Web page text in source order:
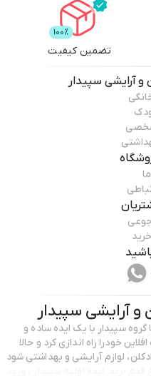
تضمین کیفیت
و آرایشی سپیدار
و آرایشی سپیدار
سپیدار، دریچه‌ای به جهان زیبایی و گل ها گروه سپیدار با یک ایده‌ ساده و
خلاقانه در سال 1385متولد شد و فروشگاه افلاین خودرا راه اندازی کرد و حالا
لوازم آرایشی و بهداشتی شود